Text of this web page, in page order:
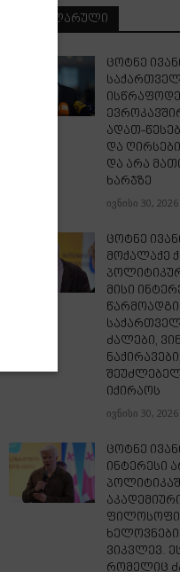
ᲞᲝᲞᲣᲚᲐᲠᲣᲚᲘ
ცოტნე
ადათ-
და
და არა
ხარჯზე
ივნისი 30, 2026
ცოტნე
მოქალაქე
მისი
ძალები,
იქირაოს
ივნისი 30, 2026
ცოტნე
ინტერესი
ვიკვლევ.
რომელიც